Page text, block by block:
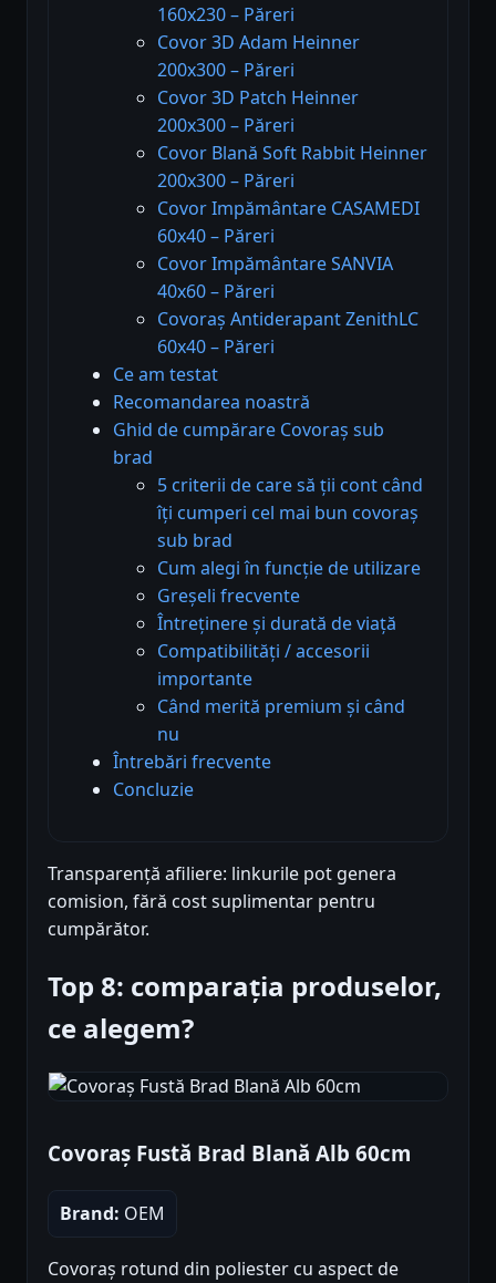
160x230 – Păreri
Covor 3D Adam Heinner
200x300 – Păreri
Covor 3D Patch Heinner
200x300 – Păreri
Covor Blană Soft Rabbit Heinner
200x300 – Păreri
Covor Impământare CASAMEDI
60x40 – Păreri
Covor Impământare SANVIA
40x60 – Păreri
Covoraș Antiderapant ZenithLC
60x40 – Păreri
Ce am testat
Recomandarea noastră
Ghid de cumpărare Covoraș sub
brad
5 criterii de care să ții cont când
îți cumperi cel mai bun covoraș
sub brad
Cum alegi în funcție de utilizare
Greșeli frecvente
Întreținere și durată de viață
Compatibilități / accesorii
importante
Când merită premium și când
nu
Întrebări frecvente
Concluzie
Transparență afiliere: linkurile pot genera
comision, fără cost suplimentar pentru
cumpărător.
Top 8: comparația produselor,
ce alegem?
Covoraș Fustă Brad Blană Alb 60cm
Brand: OEM
Covoraș rotund din poliester cu aspect de